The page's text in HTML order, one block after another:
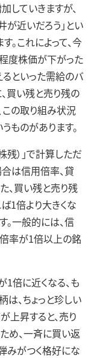
していきますが、
が近いだろう」とい
。これによって、今
度株価が下がった
といった需給のバ
買い残と売り残の
この取り組み状況
ものがあります。
）」で計算しただ
は信用倍率、貸
、買い残と売り残
1倍より大きくな
。一般的には、信
率が1倍以上の銘
倍に近くなる、も
は、ちょっと珍しい
上昇すると、売り
め、一斉に買い返
みがつく格好にな